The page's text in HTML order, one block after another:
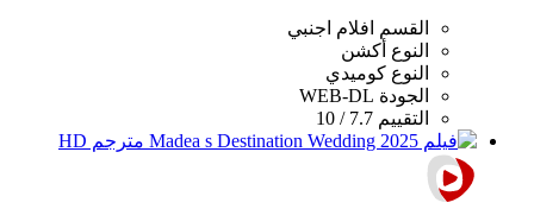
القسم
افلام اجنبي
النوع أكشن
النوع كوميدي
الجودة WEB-DL
التقييم 7.7 / 10